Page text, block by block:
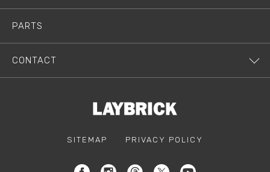
PARTS
CONTACT
SITEMAP PRIVACY POLICY